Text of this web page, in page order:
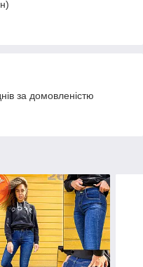
за домовленістю